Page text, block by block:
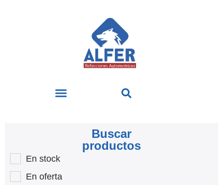
Buscar
productos
En stock
En oferta